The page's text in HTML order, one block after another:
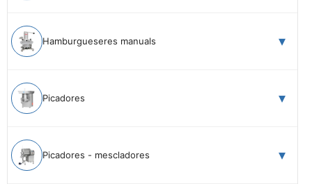
Hamburgueseres manuals
Picadores
Picadores - mescladores